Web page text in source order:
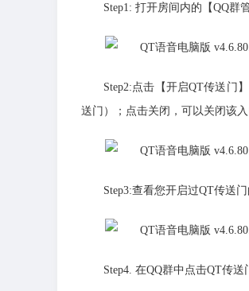
Step1: 打开房间内的【QQ群
Step2:点击【开启QT传送门
送门）；点击关闭，可以关闭该入
Step3:查看您开启过QT传送
Step4. 在QQ群中点击QT传